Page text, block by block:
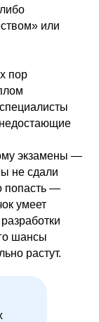
или
пор
экзамены —
не сдали
попасть —
умеет
шансы
растут.